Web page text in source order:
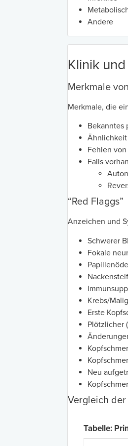
Andere
Klinik
Merkmale
Merkmale, die
Bekanntes
Fehlen
Falls
“Red Flaggs”
Anzeichen und
Schwerer
Fokale
Krebs/
Erste
Plötzlicher
Neu
Vergleich
Tabelle: